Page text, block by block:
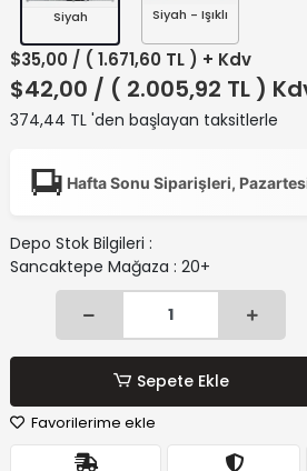
Siyah Siyah - Işıklı
$35,00 / ( 1.671,60 TL ) + Kdv
$42,00 / ( 2.005,92 TL )
374,44 TL 'den başlayan taksitlerle
Hafta Sonu Siparişleri,
Depo Stok Bilgileri :
Sancaktepe Mağaza : 20+
Sepete Ekle
Favorilerime ekle